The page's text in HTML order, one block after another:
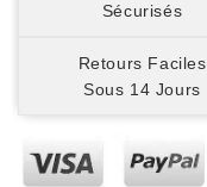
Sécurisés
Retours Faciles
Sous 14 Jours